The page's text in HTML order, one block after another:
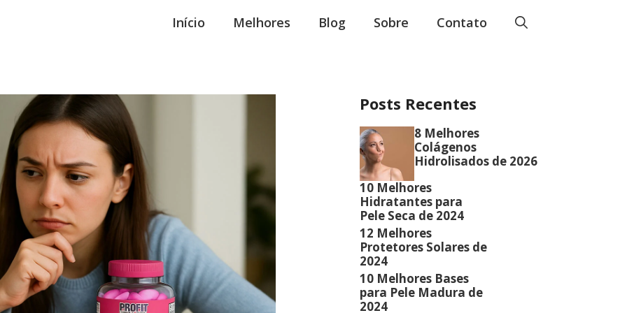
Início Melhores Blog Sobre Contato
Posts Recentes
8 Melhores
Colágenos
Hidrolisados de 2026
10 Melhores
Hidratantes para
Pele Seca de 2024
12 Melhores
Protetores Solares de
2024
10 Melhores Bases
para Pele Madura de
2024